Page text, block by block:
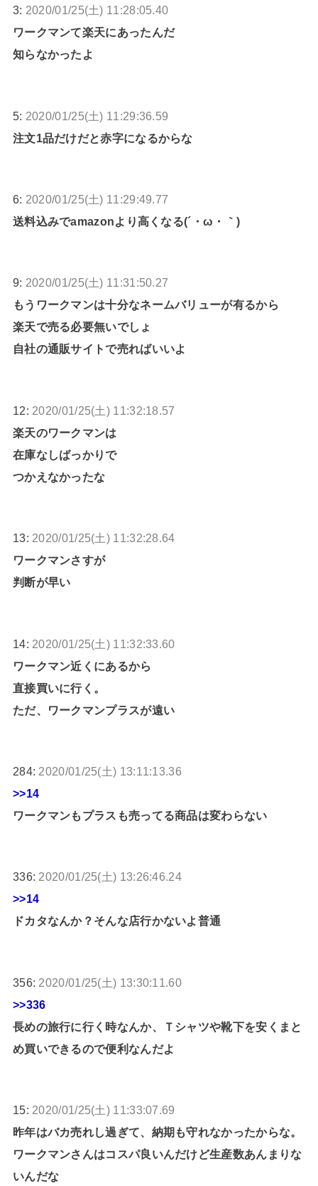
3: 2020/01/25(土) 11:28:05.40
ワークマンて楽天にあったんだ
知らなかったよ
5: 2020/01/25(土) 11:29:36.59
注文1品だけだと赤字になるからな
6: 2020/01/25(土) 11:29:49.77
送料込みでamazonより高くなる(´・ω・｀)
9: 2020/01/25(土) 11:31:50.27
もうワークマンは十分なネームバリューが有るから
楽天で売る必要無いでしょ
自社の通販サイトで売ればいいよ
12: 2020/01/25(土) 11:32:18.57
楽天のワークマンは
在庫なしばっかりで
つかえなかったな
13: 2020/01/25(土) 11:32:28.64
ワークマンさすが
判断が早い
14: 2020/01/25(土) 11:32:33.60
ワークマン近くにあるから
直接買いに行く。
ただ、ワークマンプラスが遠い
284: 2020/01/25(土) 13:11:13.36
>>14
ワークマンもプラスも売ってる商品は変わらない
336: 2020/01/25(土) 13:26:46.24
>>14
ドカタなんか？そんな店行かないよ普通
356: 2020/01/25(土) 13:30:11.60
>>336
長めの旅行に行く時なんか、Ｔシャツや靴下を安くまと
め買いできるので便利なんだよ
15: 2020/01/25(土) 11:33:07.69
昨年はバカ売れし過ぎて、納期も守れなかったからな。
ワークマンさんはコスパ良いんだけど生産数あんまりな
いんだな